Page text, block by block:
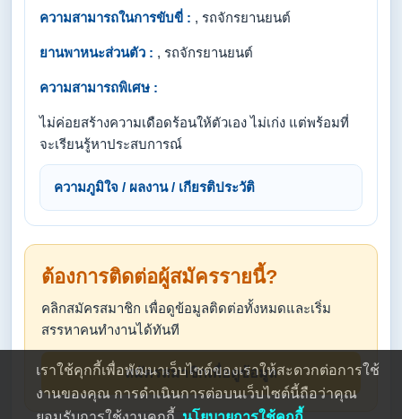
ความสามารถในการขับขี่ : , รถจักรยานยนต์
ยานพาหนะส่วนตัว : , รถจักรยานยนต์
ความสามารถพิเศษ :
ไม่ค่อยสร้างความเดือดร้อนให้ตัวเอง ไม่เก่ง แต่พร้อมที่
จะเรียนรู้หาประสบการณ์
ความภูมิใจ / ผลงาน / เกียรติประวัติ
ต้องการติดต่อผู้สมัครรายนี้?
คลิกสมัครสมาชิก เพื่อดูข้อมูลติดต่อทั้งหมดและเริ่ม
สรรหาคนทำงานได้ทันที
สมัครสมาชิกเพื่อดูข้อมูล
เราใช้คุกกี้เพื่อพัฒนาเว็บไซต์ของเราให้สะดวกต่อการใช้
งานของคุณ การดำเนินการต่อบนเว็บไซต์นี้ถือว่าคุณ